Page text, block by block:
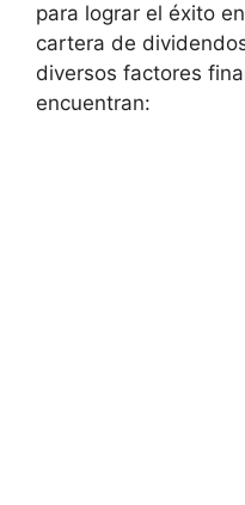
para lograr el éxito
cartera de
⁢diversos factores
encuentran: